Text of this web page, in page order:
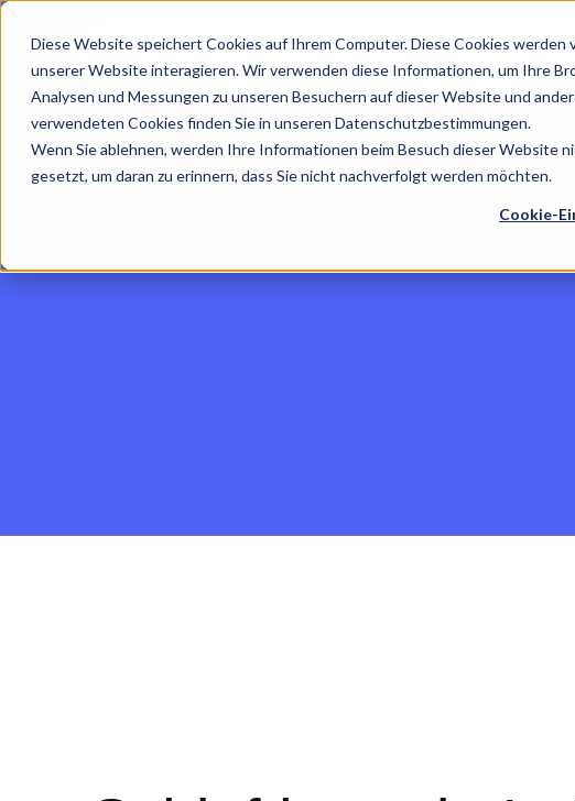
Diese Website speichert Cookies auf Ihrem Computer. Diese Cookies
unserer Website interagieren. Wir verwenden diese Informationen, um Ihre
Analysen und Messungen zu unseren Besuchern auf dieser Website und
verwendeten Cookies finden Sie in unseren Datenschutzbestimmungen.
Wenn Sie ablehnen, werden Ihre Informationen beim Besuch dieser Website
gesetzt, um daran zu erinnern, dass Sie nicht nachverfolgt werden möchten.
Cookie-